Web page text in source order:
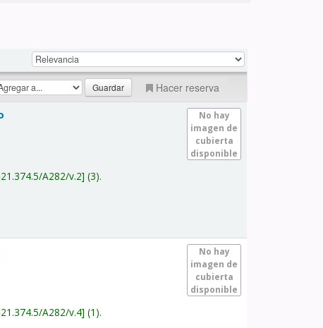
Hacer reserva
No hay
imagen de
cubierta
disponible
A282/v.2 (3).
No hay
imagen de
cubierta
disponible
A282/v.4 (1).